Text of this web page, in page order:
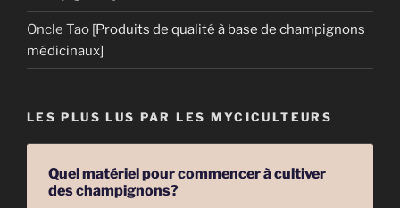
Oncle Tao [Produits de qualité à base de champignons
médicinaux]
LES PLUS LUS PAR LES MYCICULTEURS
Quel matériel pour commencer à cultiver
des champignons?